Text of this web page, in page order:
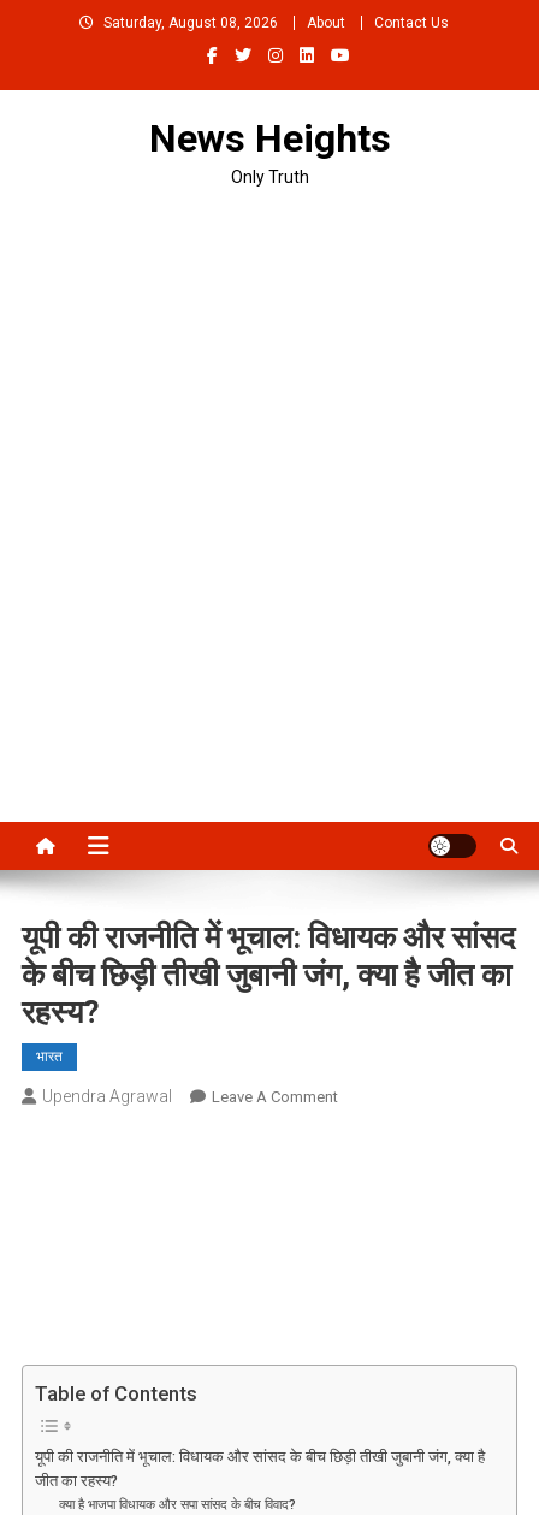
Saturday, August 08, 2026 About Contact Us
News Heights
Only Truth
यूपी की राजनीति में भूचाल: विधायक और सांसद
के बीच छिड़ी तीखी जुबानी जंग, क्या है जीत का
रहस्य?
भारत
Upendra Agrawal Leave A CommentOn
जुबानी
Table of Contents
यूपी की राजनीति में भूचाल: विधायक और सांसद के बीच छिड़ी तीखी जुबानी जंग, क्या है
जीत का रहस्य?
क्या है भाजपा विधायक और सपा सांसद के बीच विवाद?